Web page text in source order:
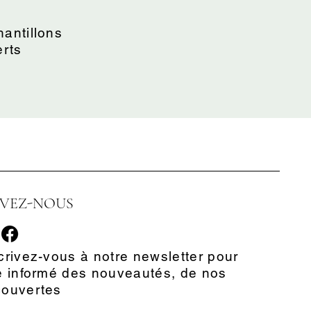
NOUS
vous à notre newsletter pour
informé des nouveautés, de nos